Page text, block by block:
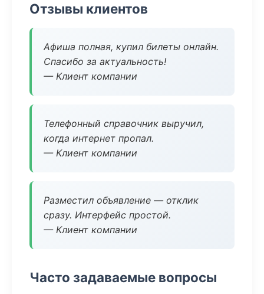
Отзывы клиентов
Афиша полная, купил билеты онлайн.
Спасибо за актуальность!
— Клиент компании
Телефонный справочник выручил,
когда интернет пропал.
— Клиент компании
Разместил объявление — отклик
сразу. Интерфейс простой.
— Клиент компании
Часто задаваемые вопросы